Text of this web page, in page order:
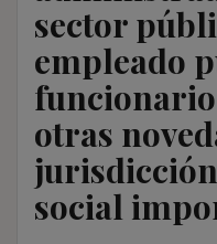
sector
empleado
otras
social